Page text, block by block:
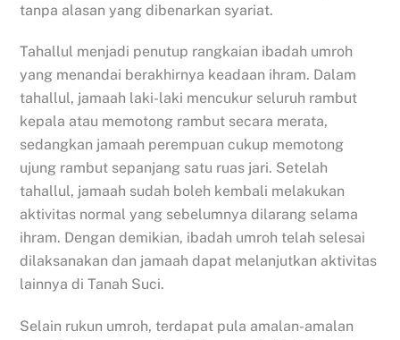
tanpa alasan yang dibenarkan syariat.
Tahallul menjadi penutup rangkaian ibadah umroh
yang menandai berakhirnya keadaan ihram. Dalam
tahallul, jamaah laki-laki mencukur seluruh rambut
kepala atau memotong rambut secara merata,
sedangkan jamaah perempuan cukup memotong
ujung rambut sepanjang satu ruas jari. Setelah
tahallul, jamaah sudah boleh kembali melakukan
aktivitas normal yang sebelumnya dilarang selama
ihram. Dengan demikian, ibadah umroh telah selesai
dilaksanakan dan jamaah dapat melanjutkan aktivitas
lainnya di Tanah Suci.
Selain rukun umroh, terdapat pula amalan-amalan